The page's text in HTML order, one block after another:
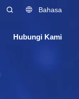
Bahasa
Hubungi Kami